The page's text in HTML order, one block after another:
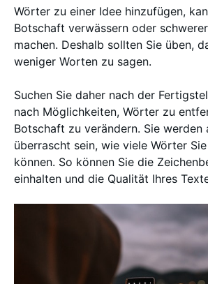
Wörter zu einer Idee hinzufügen,
Botschaft verwässern oder
machen. Deshalb sollten Sie üben,
weniger Worten zu sagen.
Suchen Sie daher nach der
nach Möglichkeiten, Wörter zu
Botschaft zu verändern. Sie werden
überrascht sein, wie viele Wörter
können. So können Sie die
einhalten und die Qualität Ihres